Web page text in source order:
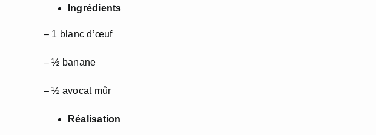
Ingrédients
– 1 blanc d’œuf
– ½ banane
– ½ avocat mûr
Réalisation